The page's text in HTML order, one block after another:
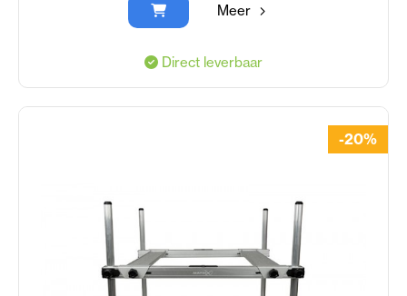
Meer
Direct leverbaar
-20%